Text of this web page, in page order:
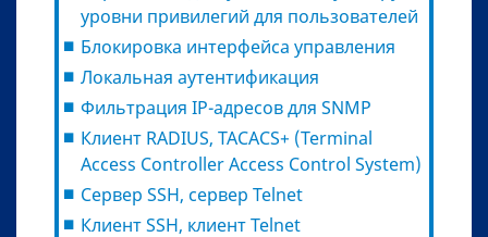
уровни привилегий для пользователей
Блокировка интерфейса управления
Локальная аутентификация
Фильтрация IP-адресов для SNMP
Клиент RADIUS, TACACS+ (Terminal
Access Controller Access Control System)
Сервер SSH, сервер Telnet
Клиент SSH, клиент Telnet